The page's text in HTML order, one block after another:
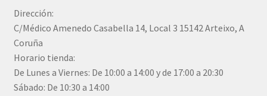
Dirección:
C/Médico Amenedo Casabella 14, Local 3 15142 Arteixo, A
Coruña
Horario tienda:
De Lunes a Viernes: De 10:00 a 14:00 y de 17:00 a 20:30
Sábado: De 10:30 a 14:00